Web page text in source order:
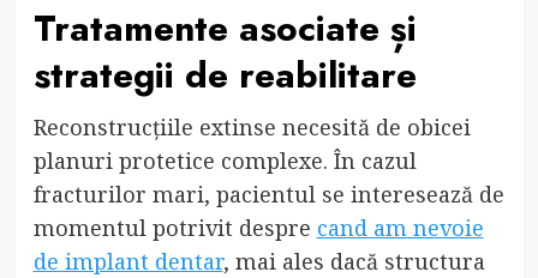
Tratamente asociate și
strategii de reabilitare
Reconstrucțiile extinse necesită de obicei
planuri protetice complexe. În cazul
fracturilor mari, pacientul se interesează de
momentul potrivit despre cand am nevoie
de implant dentar, mai ales dacă structura